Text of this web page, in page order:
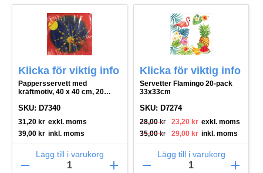
Klicka för viktig info
Pappersservett med
kräftmotiv, 40 x 40 cm, 20
SKU: D7340
31,20 kr exkl. moms
39,00 kr inkl. moms
Lägg till i varukorg
remove add
Klicka för viktig info
Servetter Flamingo 20-pack
33x33cm
SKU: D7274
28,00kr
Det ursprungliga priset var: 28,00 kr.
23,20 kr
Det nuvarande priset är: 23,20 kr.
exkl. moms
35,00kr
Det ursprungliga priset var: 35,00 kr.
29,00 kr
Det nuvarande priset är: 29,00 kr.
inkl. moms
Lägg till i varukorg
remove add